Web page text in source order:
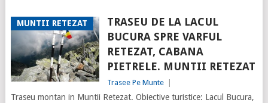
MUNTII RETEZAT
TRASEU DE LA LACUL
BUCURA SPRE VARFUL
RETEZAT, CABANA
PIETRELE. MUNTII RETEZAT
Trasee Pe Munte
Traseu montan in Muntii Retezat. Obiective turistice: Lacul Bucura,